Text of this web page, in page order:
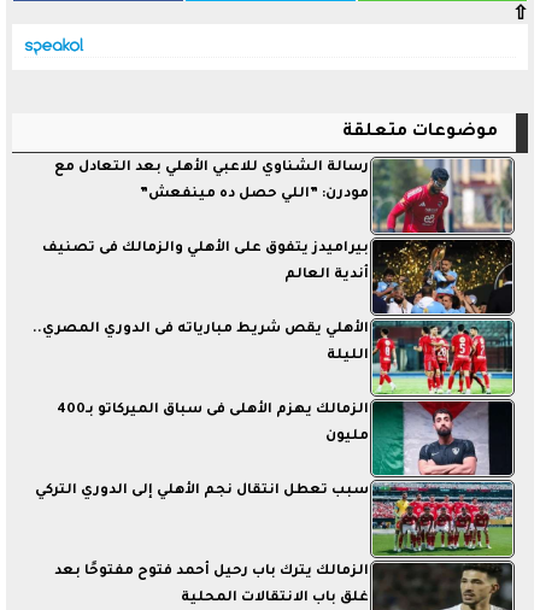
⇧
موضوعات متعلقة
رسالة الشناوي للاعبي الأهلي بعد التعادل مع
مودرن: ”اللي حصل ده مينفعش”
بيراميدز يتفوق على الأهلي والزمالك فى تصنيف
أندية العالم
الأهلي يقص شريط مبارياته فى الدوري المصري..
الليلة
الزمالك يهزم الأهلى فى سباق الميركاتو بـ400
مليون
سبب تعطل انتقال نجم الأهلي إلى الدوري التركي
الزمالك يترك باب رحيل أحمد فتوح مفتوحًا بعد
غلق باب الانتقالات المحلية